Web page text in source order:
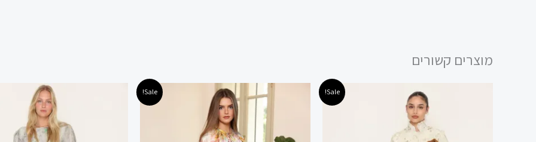
מוצרים קשורים
Sale!
הנוכחי
הוא:
149.00 ₪.
Sale!
המחיר
המקורי
היה:
600.00 ₪.
המחיר
הנוכחי
הוא:
300.00 ₪.
זה
יש
המחיר
הנוכחי
הוא:
245.00 ₪. יש